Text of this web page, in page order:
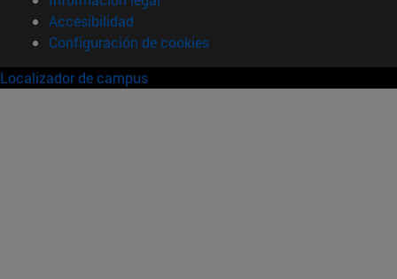
Accesibilidad
Configuración de cookies
Localizador de campus